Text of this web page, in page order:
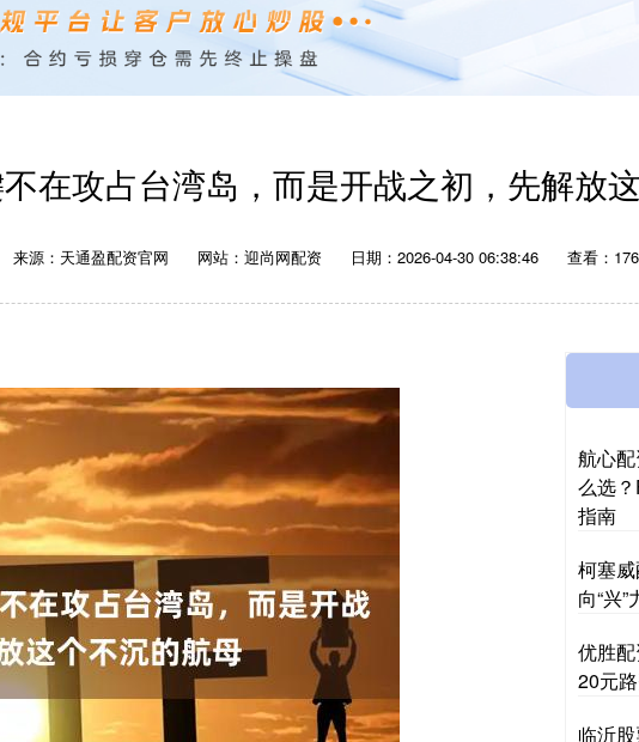
在攻占台湾岛，而是开战之初，先解放
来源：天通盈配资官网 网站：迎尚网配资 日期：2026-04-30 06:38:46 查看：176
航心
么选
指南
柯塞
向“兴”
优胜
20元
临沂